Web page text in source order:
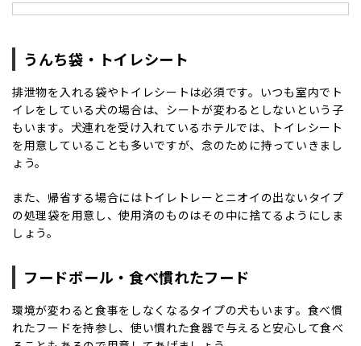
うんち袋・トイレシート
排泄物を入れる袋やトイレシートは必須です。いつも室内でト
イレをしている犬の場合は、シートが変わるとしないという子
もいます。犬連れを受け入れているホテルでは、トイレシート
を用意していることも多いですが、念のために持っていきまし
ょう。
また、帰省する場合にはトイレトレーとニオイの出ないタイプ
の処理袋を用意し、使用済のものはその中に捨てるようにしま
しょう。
フードボール・食べ慣れたフード
環境が変わると食事をしなくなるタイプの犬もいます。食べ慣
れたフードを持参し、使い慣れた食器で与えると安心して食べ